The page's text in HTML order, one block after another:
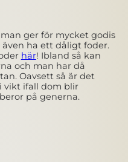
ger för mycket godis
ha ett dåligt foder.
här! Ibland så kan
och man har då
Oavsett så är det
vikt ifall dom blir
på generna.